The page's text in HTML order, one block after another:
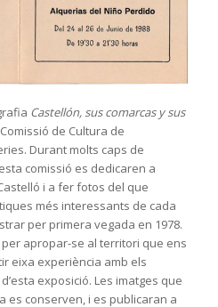
Castellón, sus comarcas y sus
de Cultura de
Durant molts caps de
comissió es dedicaren a
i a fer fotos del que
més interessants de cada
per primera vegada en 1978.
apropar-se al territori que ens
eixa experiència amb els
exposició. Les imatges que
es conserven, i es publicaran a